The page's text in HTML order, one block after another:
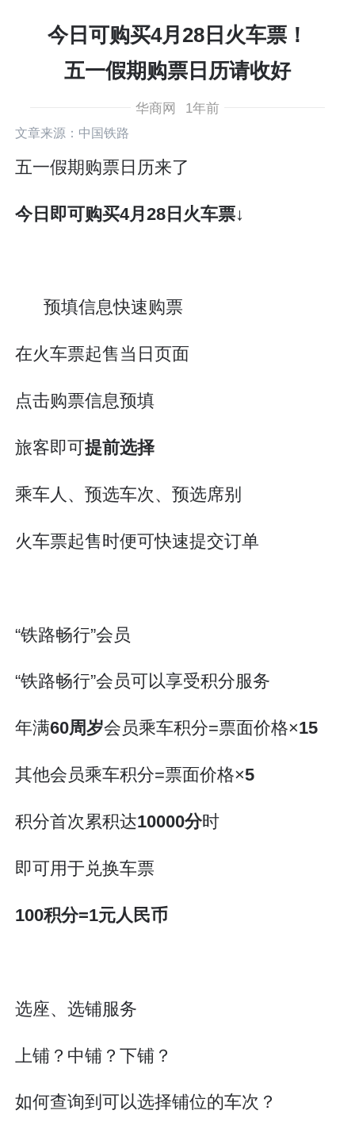
今日可购买4月28日火车票！
五一假期购票日历请收好
华商网 1年前
文章来源：中国铁路
五一假期购票日历来了
今日即可购买4月28日火车票↓
预填信息快速购票
在火车票起售当日页面
点击购票信息预填
旅客即可提前选择
乘车人、预选车次、预选席别
火车票起售时便可快速提交订单
“铁路畅行”会员
“铁路畅行”会员可以享受积分服务
年满60周岁会员乘车积分=票面价格×15
其他会员乘车积分=票面价格×5
积分首次累积达10000分时
即可用于兑换车票
100积分=1元人民币
选座、选铺服务
上铺？中铺？下铺？
如何查询到可以选择铺位的车次？